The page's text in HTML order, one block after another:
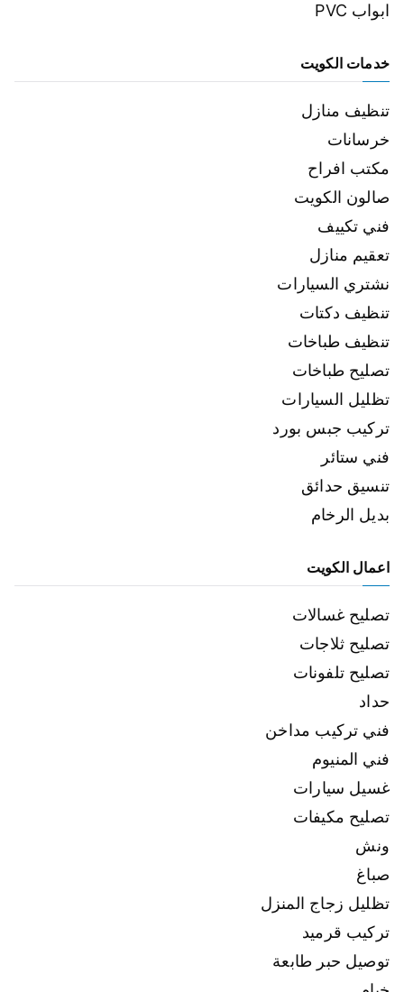
ابواب PVC
خدمات الكويت
تنظيف منازل
خرسانات
مكتب افراح
صالون الكويت
فني تكييف
تعقيم منازل
نشتري السيارات
تنظيف دكتات
تنظيف طباخات
تصليح طباخات
تظليل السيارات
تركيب جبس بورد
فني ستائر
تنسيق حدائق
بديل الرخام
اعمال الكويت
تصليح غسالات
تصليح ثلاجات
تصليح تلفونات
حداد
فني تركيب مداخن
فني المنيوم
غسيل سيارات
تصليح مكيفات
ونش
صباغ
تظليل زجاج المنزل
تركيب قرميد
توصيل حبر طابعة